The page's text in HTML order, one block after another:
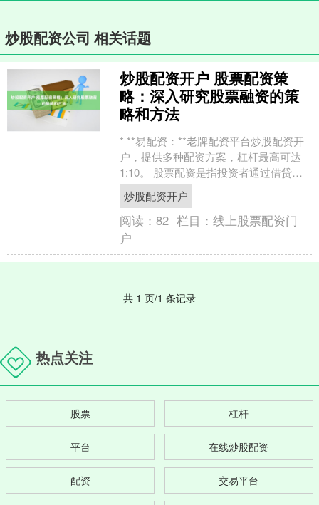
炒股配资公司 相关话题
炒股配资开户 股票配资策
略：深入研究股票融资的策
略和方法
* **易配资：**老牌配资平台炒股配资开
户，提供多种配资方案，杠杆最高可达
1:10。 股票配资是指投资者通过借贷资
金来进行股票交易的一种投资方法。下
面是一些深....
炒股配资开户
阅读：82 栏目：线上股票配资门
户
共 1 页/1 条记录
热点关注
股票 杠杆
平台 在线炒股配资
配资 交易平台